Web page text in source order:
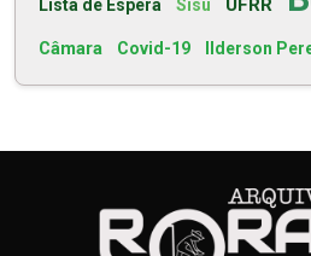
Lista de Espera Sisu UFRR
Câmara Covid-19 Ilderson